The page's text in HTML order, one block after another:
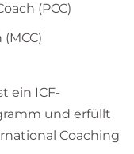
(PCC)
ein ICF-
und erfüllt
Coaching